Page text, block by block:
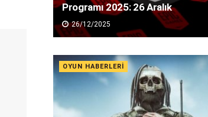
Programı 2025: 26 Aralık
26/12/2025
OYUN HABERLERI